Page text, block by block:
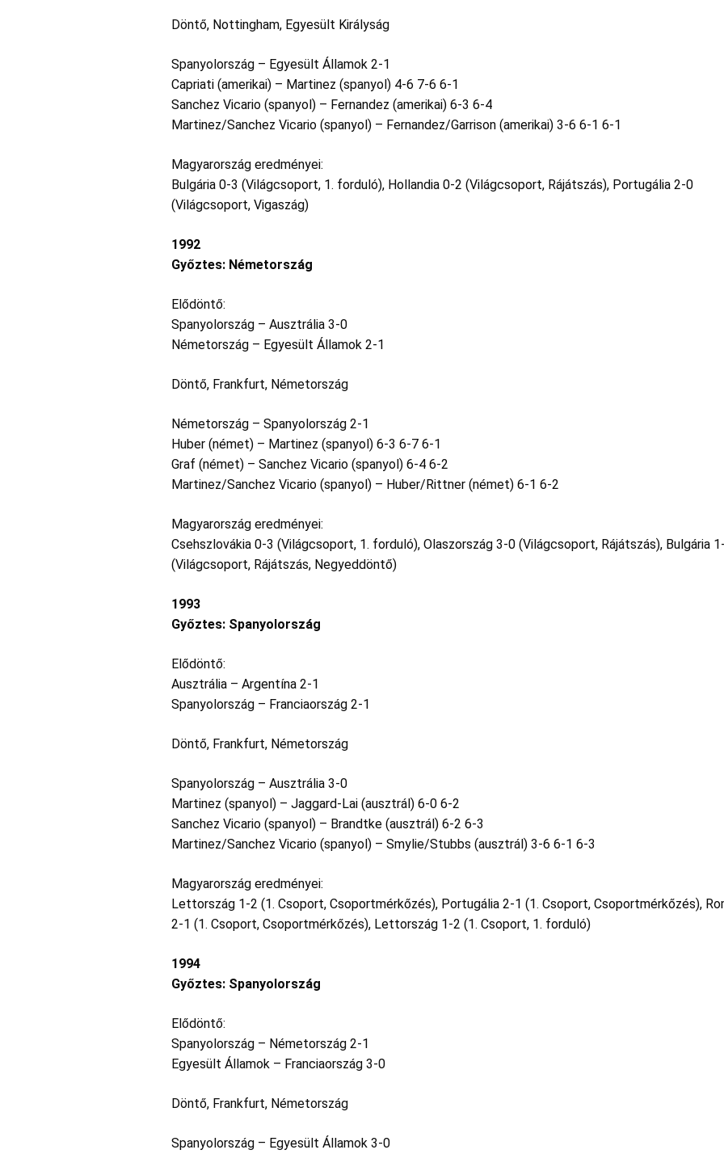
Döntő, Nottingham, Egyesült Királyság
Spanyolország – Egyesült Államok 2-1
Capriati (amerikai) – Martinez (spanyol) 4-6 7-6 6-1
Sanchez Vicario (spanyol) – Fernandez (amerikai) 6-3 6-4
Martinez/Sanchez Vicario (spanyol) – Fernandez/Garrison (amerikai) 3-6 6-1 6-1
Magyarország eredményei:
Bulgária 0-3 (Világcsoport, 1. forduló), Hollandia 0-2 (Világcsoport, Rájátszás), Portugália 2-0
(Világcsoport, Vigaszág)
1992
Győztes: Németország
Elődöntő:
Spanyolország – Ausztrália 3-0
Németország – Egyesült Államok 2-1
Döntő, Frankfurt, Németország
Németország – Spanyolország 2-1
Huber (német) – Martinez (spanyol) 6-3 6-7 6-1
Graf (német) – Sanchez Vicario (spanyol) 6-4 6-2
Martinez/Sanchez Vicario (spanyol) – Huber/Rittner (német) 6-1 6-2
Magyarország eredményei:
Csehszlovákia 0-3 (Világcsoport, 1. forduló), Olaszország 3-0 (Világcsoport, Rájátszás), Bulgária
(Világcsoport, Rájátszás, Negyeddöntő)
1993
Győztes: Spanyolország
Elődöntő:
Ausztrália – Argentína 2-1
Spanyolország – Franciaország 2-1
Döntő, Frankfurt, Németország
Spanyolország – Ausztrália 3-0
Martinez (spanyol) – Jaggard-Lai (ausztrál) 6-0 6-2
Sanchez Vicario (spanyol) – Brandtke (ausztrál) 6-2 6-3
Martinez/Sanchez Vicario (spanyol) – Smylie/Stubbs (ausztrál) 3-6 6-1 6-3
Magyarország eredményei:
Lettország 1-2 (1. Csoport, Csoportmérkőzés), Portugália 2-1 (1. Csoport, Csoportmérkőzés),
2-1 (1. Csoport, Csoportmérkőzés), Lettország 1-2 (1. Csoport, 1. forduló)
1994
Győztes: Spanyolország
Elődöntő:
Spanyolország – Németország 2-1
Egyesült Államok – Franciaország 3-0
Döntő, Frankfurt, Németország
Spanyolország – Egyesült Államok 3-0